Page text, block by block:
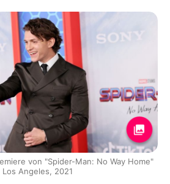
von "Spider-Man: No Way Home"
Los Angeles, 2021